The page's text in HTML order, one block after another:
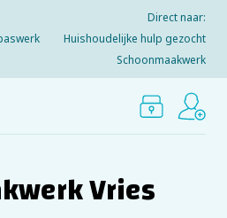
Direct naar:
Huishoudelijke hulp gezocht
Schoonmaakwerk
Vries